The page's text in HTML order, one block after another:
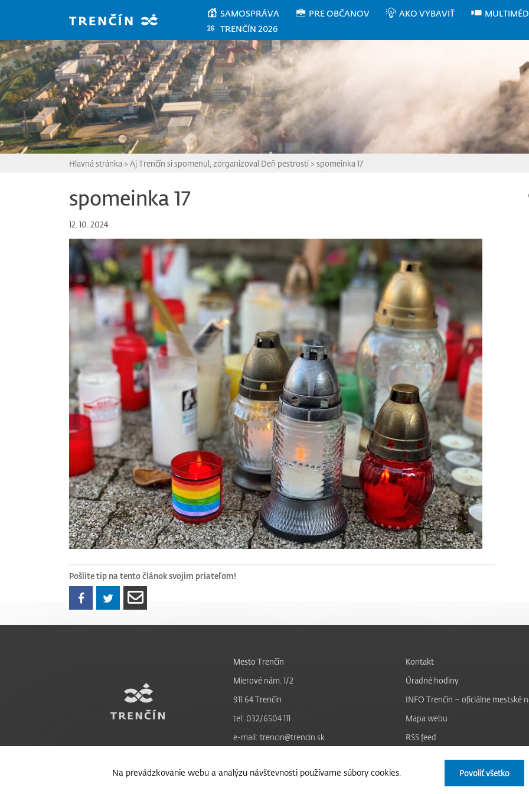
SAMOSPRÁVA PRE OBČANOV AKO VYBAVIŤ
TRENČÍN 2026
Hlavná stránka > Aj Trenčín si spomenul, zorganizoval Deň pestrosti> spomeinka 17
spomeinka 17
12. 10. 2024
Pošlite tip na tento článok svojim priateľom!
Na prevádzkovanie webu a analýzu návštevnosti používame súbory cookies. Povoliť všetko
Mesto Trenčín
Mierové nám. 1/2
911 64 Trenčín
tel: 032/6504 111
e-mail: trencin@trencin.sk
Kontakt
Úradné hodiny
INFO Trenčín – oficiálne mestské
Mapa webu
RSS feed